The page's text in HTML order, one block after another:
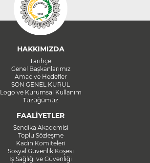
HAKKIMIZDA
Tarihçe
Genel Başkanlarımız
Amaç ve Hedefler
SON GENEL KURUL
Logo ve Kurumsal Kullanım
Tüzüğümüz
FAALİYETLER
Sendika Akademisi
Toplu Sözleşme
Kadın Komiteleri
Sosyal Güvenlik Köşesi
İş Sağlığı ve Güvenliği